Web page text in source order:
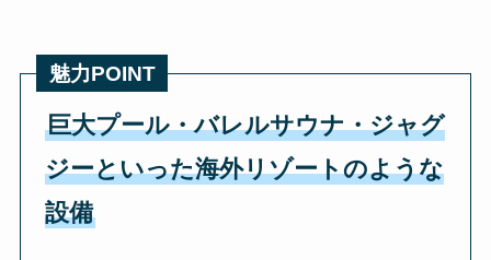
魅力POINT
巨大プール・バレルサウナ・ジャグ
ジーといった海外リゾートのような
設備